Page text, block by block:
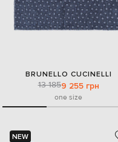
BRUNELLO CUCINELLI
13 1859 255 грн
one size
NEW